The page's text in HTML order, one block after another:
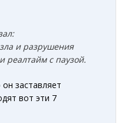
и разрушения
реалтайм с паузой.
заставляет
вот эти 7